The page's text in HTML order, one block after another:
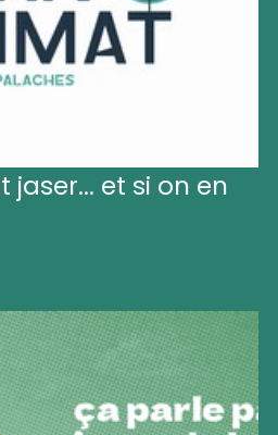
jaser... et si on en